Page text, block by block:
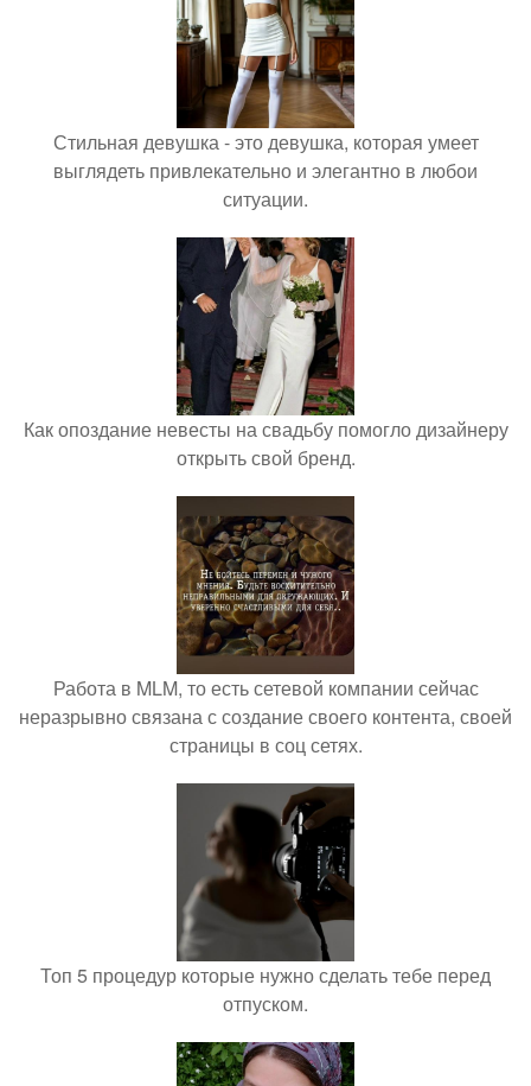
Стильная девушка - это девушка, которая умеет
выглядеть привлекательно и элегантно в любои
ситуации.
Как опоздание невесты на свадьбу помогло дизайнеру
открыть свой бренд.
Работа в MLM, то есть сетевой компании сейчас
неразрывно связана с создание своего контента, своей
страницы в соц сетях.
Топ 5 процедур которые нужно сделать тебе перед
отпуском.